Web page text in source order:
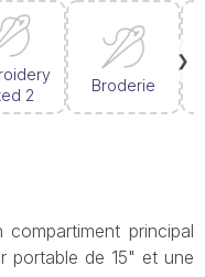
2
Broderie
❯
compartiment principal
portable de 15" et une